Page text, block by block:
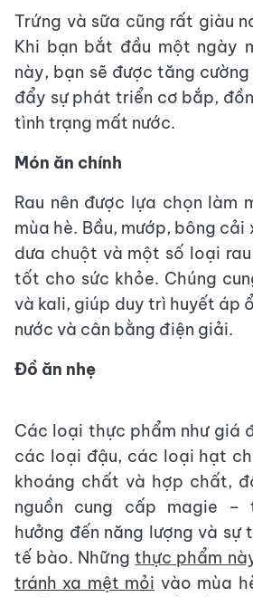
Trứng và sữa cũng rất giàu
Khi bạn bắt đầu một ngày
này, bạn sẽ được tăng
đẩy sự phát triển cơ bắp,
tình trạng mất nước.
Món ăn chính
Rau nên được lựa chọn làm
mùa hè. Bầu, mướp, bông cải
dưa chuột và một số loại
tốt cho sức khỏe. Chúng
và kali, giúp duy trì huyết áp
nước và cân bằng điện giải.
Đồ ăn nhẹ
Các loại thực phẩm như giá
các loại đậu, các loại hạt
khoáng chất và hợp chất,
nguồn cung cấp magie –
hưởng đến năng lượng và
tế bào. Nhữngthực phẩm
tránh xa mệt mỏi vào mùa